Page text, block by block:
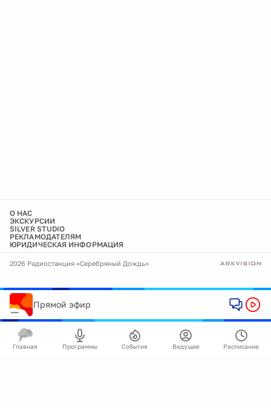
О НАС
ЭКСКУРСИИ
SILVER STUDIO
РЕКЛАМОДАТЕЛЯМ
ЮРИДИЧЕСКАЯ ИНФОРМАЦИЯ
2026 Радиостанция «Серебряный Дождь»
Прямой эфир
Главная Программы События Ведущие Расписание